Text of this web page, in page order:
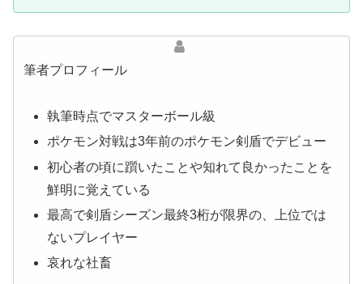
筆者プロフィール
執筆時点でマスターボール級
ポケモン対戦は3年前のポケモン剣盾でデビュー
初心者の頃に躓いたことや知れて良かったことを
鮮明に覚えている
最高で剣盾シーズン最終3桁が限界の、上位では
ないプレイヤー
哀れな社畜